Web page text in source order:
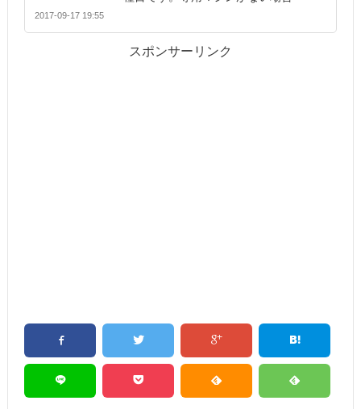
2017-09-17 19:55
スポンサーリンク